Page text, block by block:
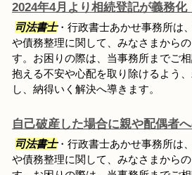
2024年4月より相続登記が義務化
司法書士・行政書士あかせ事務所は
や債務整理に関して、みなさまから
す。お困りの際は、当事務所までご
抱える不安や心配を取り除けるよう
し、納得いく解決へ導きます。
自己破産した場合に親や配偶者
司法書士・行政書士あかせ事務所は
や債務整理に関して、みなさまから